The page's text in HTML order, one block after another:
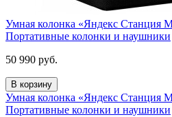
Умная колонка «Яндекс Станция
Портативные колонки и наушники
50 990 руб.
В корзину
Умная колонка «Яндекс Станция
Портативные колонки и наушники